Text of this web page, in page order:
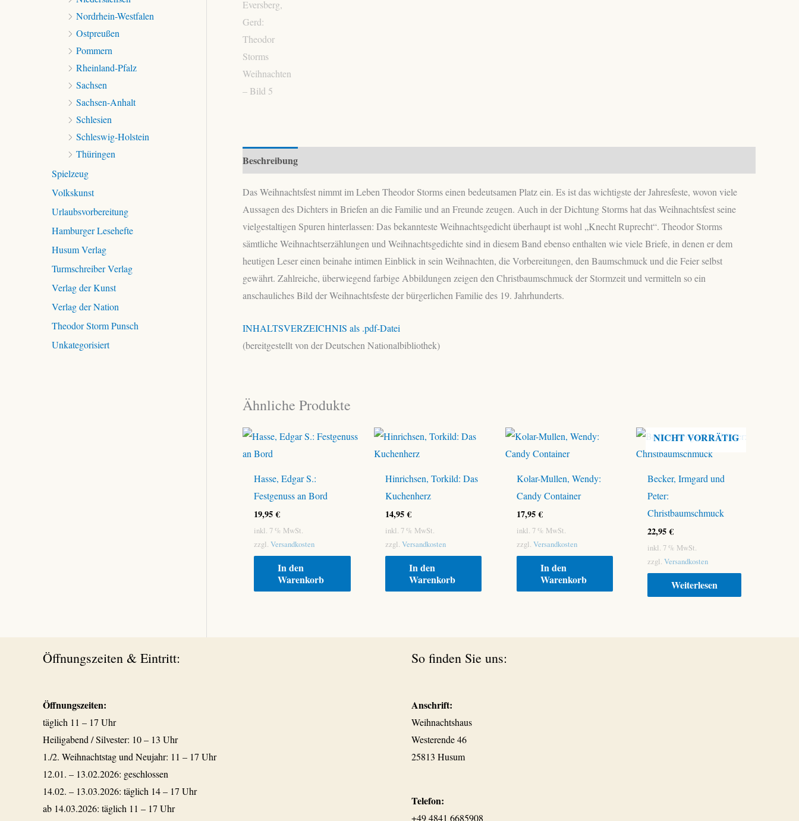
Nordrhein-Westfalen
Ostpreußen
Pommern
Rheinland-Pfalz
Sachsen
Sachsen-Anhalt
Schlesien
Schleswig-Holstein
Thüringen
Spielzeug
Volkskunst
Urlaubsvorbereitung
Hamburger Lesehefte
Husum Verlag
Turmschreiber Verlag
Verlag der Kunst
Verlag der Nation
Theodor Storm Punsch
Unkategorisiert
Beschreibung
Das Weihnachtsfest nimmt im Leben Theodor Storms einen bedeutsamen Platz ein. Es ist das wichtigste der Jahresfeste, wovon viele
Aussagen des Dichters in Briefen an die Familie und an Freunde zeugen. Auch in der Dichtung Storms hat das Weihnachtsfest seine
vielgestaltigen Spuren hinterlassen: Das bekannteste Weihnachtsgedicht überhaupt ist wohl „Knecht Ruprecht“. Theodor Storms
sämtliche Weihnachtserzählungen und Weihnachtsgedichte sind in diesem Band ebenso enthalten wie viele Briefe, in denen er dem
heutigen Leser einen beinahe intimen Einblick in sein Weihnachten, die Vorbereitungen, den Baumschmuck und die Feier selbst
gewährt. Zahlreiche, überwiegend farbige Abbildungen zeigen den Christbaumschmuck der Stormzeit und vermitteln so ein
anschauliches Bild der Weihnachtsfeste der bürgerlichen Familie des 19. Jahrhunderts.
INHALTSVERZEICHNIS als .pdf-Datei
(bereitgestellt von der Deutschen Nationalbibliothek)
Ähnliche Produkte
Hasse, Edgar S.:
Festgenuss an Bord
19,95€
inkl. 7 % MwSt.
zzgl.Versandkosten
In den
Warenkorb
Hinrichsen, Torkild: Das
Kuchenherz
14,95€
inkl. 7 % MwSt.
zzgl. Versandkosten
In den
Warenkorb
Kolar-Mullen, Wendy:
Candy Container
17,95€
inkl. 7 % MwSt.
zzgl. Versandkosten
In den
Warenkorb
NICHT VORRÄTIG
Becker, Irmgard und
Peter:
Christbaumschmuck
22,95€
inkl. 7 % MwSt.
zzgl.Versandkosten
Weiterlesen
Öffnungszeiten & Eintritt:
Öffnungszeiten:
täglich 11 – 17 Uhr
Heiligabend / Silvester: 10 – 13 Uhr
1./2. Weihnachtstag und Neujahr: 11 – 17 Uhr
12.01. – 13.02.2026: geschlossen
14.02. – 13.03.2026: täglich 14 – 17 Uhr
ab 14.03.2026: täglich 11 – 17 Uhr
So finden Sie uns:
Anschrift:
Weihnachtshaus
Westerende 46
25813 Husum
Telefon:
+49 4841 6685908